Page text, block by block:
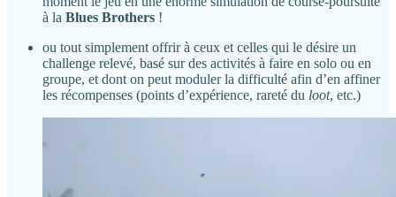
à la Blues Brothers !
ou tout simplement offrir à ceux et celles qui le désire un
challenge relevé, basé sur des activités à faire en solo ou en
groupe, et dont on peut moduler la difficulté afin d’en affiner
les récompenses (points d’expérience, rareté du loot, etc.)